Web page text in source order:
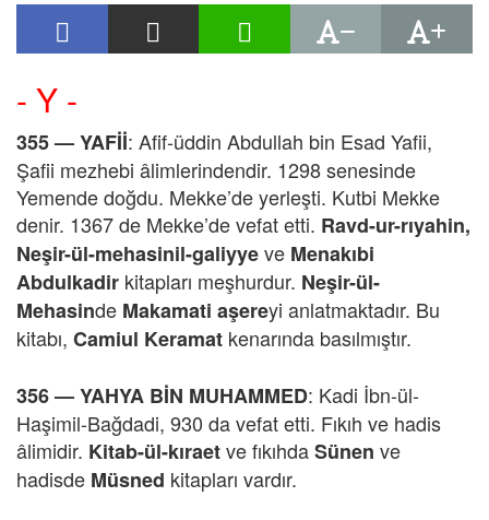
- Y -
355 —YAFİİ: Afif-üddin Abdullah bin Esad Yafii,
Şafii mezhebi âlimlerindendir. 1298 senesinde
Yemende doğdu. Mekke’de yerleşti. Kutbi Mekke
denir. 1367 de Mekke’de vefat etti. Ravd-ur-rıyahin,
Neşir-ül-mehasinil-galiyyeve Menakıbi
Abdulkadir kitapları meşhurdur. Neşir-ül-
Mehasinde Makamati aşereyi anlatmaktadır. Bu
kitabı, Camiul Keramat kenarında basılmıştır.
356 —YAHYA BİN MUHAMMED: Kadi İbn-ül-
Haşimil-Bağdadi, 930 da vefat etti. Fıkıh ve hadis
âlimidir. Kitab-ül-kıraetve fıkıhdaSünen ve
hadisde Müsned kitapları vardır.